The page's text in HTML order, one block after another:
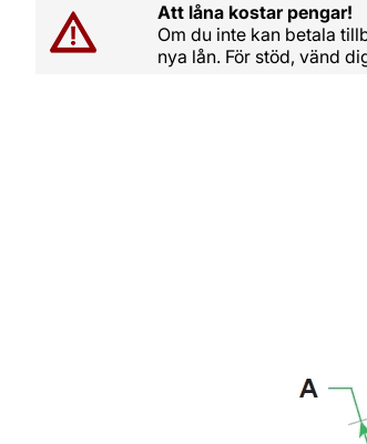
Att låna kostar pengar!
Om du inte kan betala
nya lån. För stöd, vänd